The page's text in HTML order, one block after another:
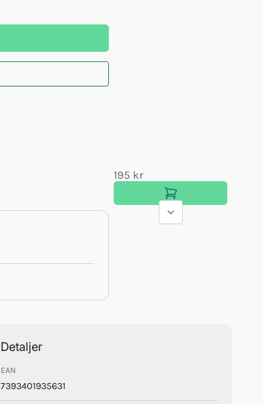
195 kr
Detaljer
EAN
7393401935631